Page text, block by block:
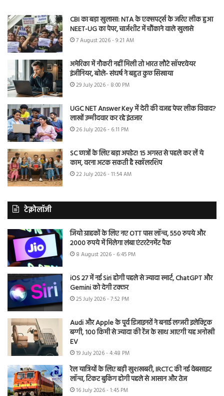
CBI का बड़ा खुलासा: NTA के एक्सपर्ट्स के जरिए लीक हुआ
NEET-UG का पेपर, चार्जशीट में चौंकाने वाले खुलासे
7 August 2026 - 9:21 AM
अमेरिका में नौकरी नहीं मिली तो भारत लौटे सॉफ्टवेयर
इंजीनियर, बोले- संघर्ष ने बहुत कुछ सिखाया
29 July 2026 - 8:00 PM
UGC NET Answer Key में देरी की वजह पेपर लीक विवाद?
लाखों उम्मीदवार कर रहे इंतजार
26 July 2026 - 6:11 PM
SC छात्रों के लिए बड़ा अपडेट! 15 अगस्त से पहले कर लें ये
काम, वरना अटक सकती है स्कॉलरशिप
22 July 2026 - 11:54 AM
टेक्नोलॉजी
जियो ग्राहकों के लिए नए OTT पास लॉन्च, 550 रुपये और
2000 रुपये में मिलेगा लंबा एंटरटेनमेंट पैक
8 August 2026 - 6:45 PM
iOS 27 में नई Siri होगी पहले से ज्यादा स्मार्ट, ChatGPT और
Gemini को देगी टक्कर
25 July 2026 - 7:52 PM
Audi और Apple के पूर्व डिजाइनरों ने बनाई लग्जरी इलेक्ट्रिक
बग्गी, 100 किमी से ज्यादा की रेंज के साथ आएगी यह अनोखी
EV
19 July 2026 - 4:48 PM
रेल यात्रियों के लिए बड़ी खुशखबरी, IRCTC की नई वेबसाइट
लॉन्च, टिकट बुकिंग होगी पहले से आसान और तेज
16 July 2026 - 1:45 PM